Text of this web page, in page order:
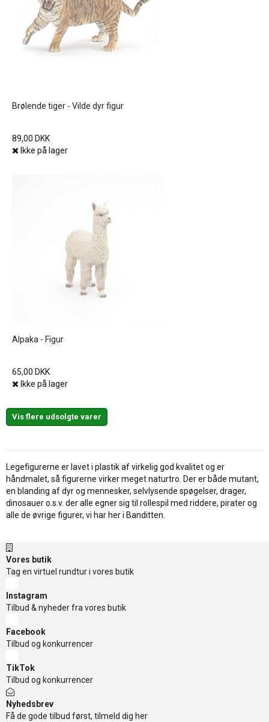
Brølende tiger - Vilde dyr figur
89,00 DKK
Ikke på lager
Alpaka - Figur
65,00 DKK
Ikke på lager
Vis flere udsolgte varer
Legefigurerne er lavet i plastik af virkelig god kvalitet og er
håndmalet, så figurerne virker meget naturtro. Der er både mutant,
en blanding af dyr og mennesker, selvlysende spøgelser, drager,
dinosauer o.s.v. der alle egner sig til rollespil med riddere, pirater og
alle de øvrige figurer, vi har her i Banditten.
Vores butik
Tag en virtuel rundtur i vores butik
Instagram
Tilbud & nyheder fra vores butik
Facebook
Tilbud og konkurrencer
TikTok
Tilbud og konkurrencer
Nyhedsbrev
Få de gode tilbud først, tilmeld dig her